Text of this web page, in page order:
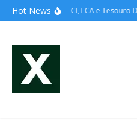
Ir para o conteúdo
Hot NewsCDB, LCI, LCA e